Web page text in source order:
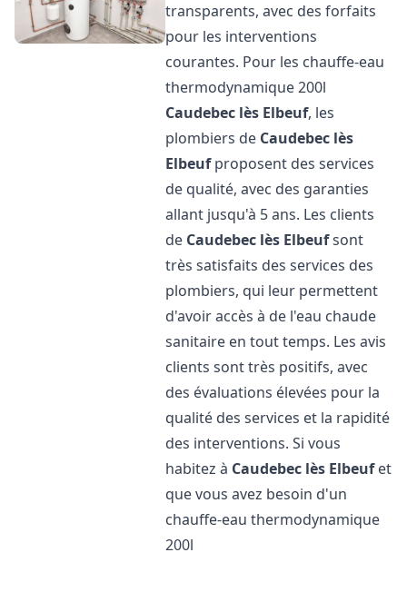
transparents, avec des forfaits
pour les interventions
courantes. Pour les chauffe-eau
thermodynamique 200l
Caudebec lès Elbeuf, les
plombiers de Caudebec lès
Elbeufproposent des services
de qualité, avec des garanties
allant jusqu'à 5 ans. Les clients
de Caudebec lès Elbeufsont
très satisfaits des services des
plombiers, qui leur permettent
d'avoir accès à de l'eau chaude
sanitaire en tout temps. Les avis
clients sont très positifs, avec
des évaluations élevées pour la
qualité des services et la rapidité
des interventions. Si vous
habitez à Caudebec lès Elbeufet
que vous avez besoin d'un
chauffe-eau thermodynamique
200l